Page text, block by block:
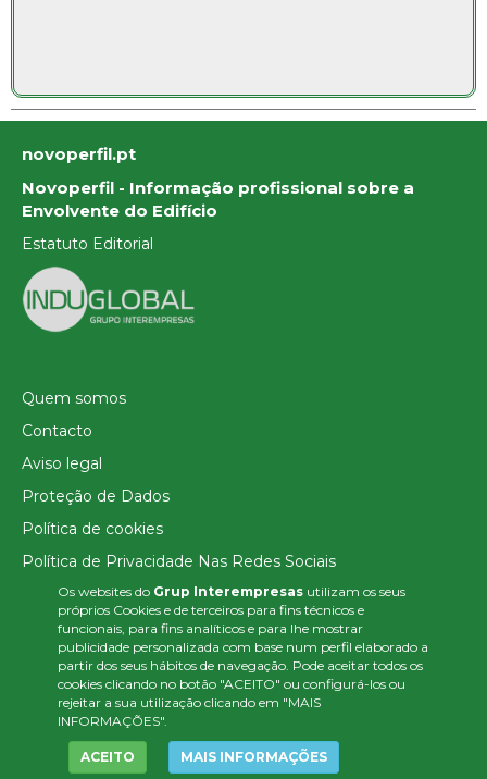
Os websites do Grup Interempresasutilizam os seus
próprios Cookies e de terceiros para fins técnicos e
funcionais, para fins analíticos e para lhe mostrar
publicidade personalizada com base num perfil elaborado a
partir dos seus hábitos de navegação. Pode aceitar todos os
cookies clicando no botão "ACEITO" ou configurá-los ou
rejeitar a sua utilização clicando em "MAIS
INFORMAÇÕES".
ACEITO MAIS INFORMAÇÕES
novoperfil.pt
Novoperfil - Informação profissional sobre a
Envolvente do Edifício
Estatuto Editorial
Quem somos
Contacto
Aviso legal
Proteção de Dados
Política de cookies
Política de Privacidade Nas Redes Sociais
Canal de denúncias
Colaborações editoriais